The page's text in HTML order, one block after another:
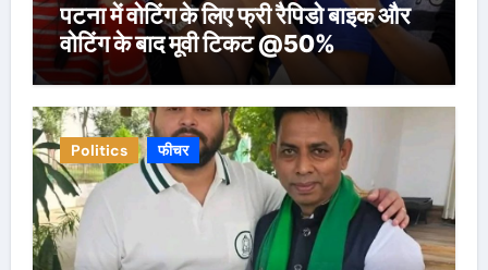
पटना में वोटिंग के लिए फ्री रैपिडो बाइक और
वोटिंग के बाद मूवी टिकट @50%
Politics फीचर